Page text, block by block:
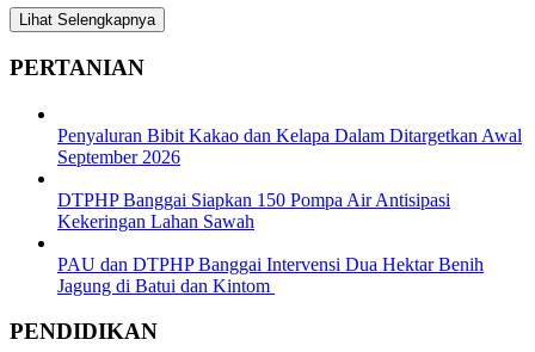
Lihat Selengkapnya
PERTANIAN
Penyaluran Bibit Kakao dan Kelapa Dalam Ditargetkan Awal
September 2026
DTPHP Banggai Siapkan 150 Pompa Air Antisipasi
Kekeringan Lahan Sawah
PAU dan DTPHP Banggai Intervensi Dua Hektar Benih
Jagung di Batui dan Kintom
PENDIDIKAN